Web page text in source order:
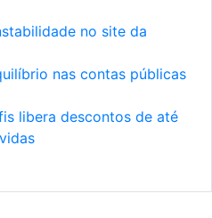
no site da
nas contas públicas
libera descontos de até